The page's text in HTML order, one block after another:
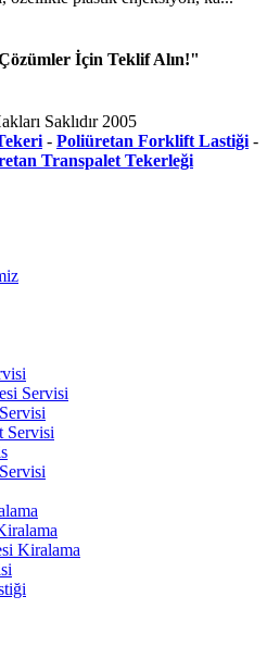
İçin Teklif Alın!"
Saklıdır 2005
- Poliüretan Forklift Lastiği -
Transpalet Tekerleği
Servisi
Servisi
Kiralama